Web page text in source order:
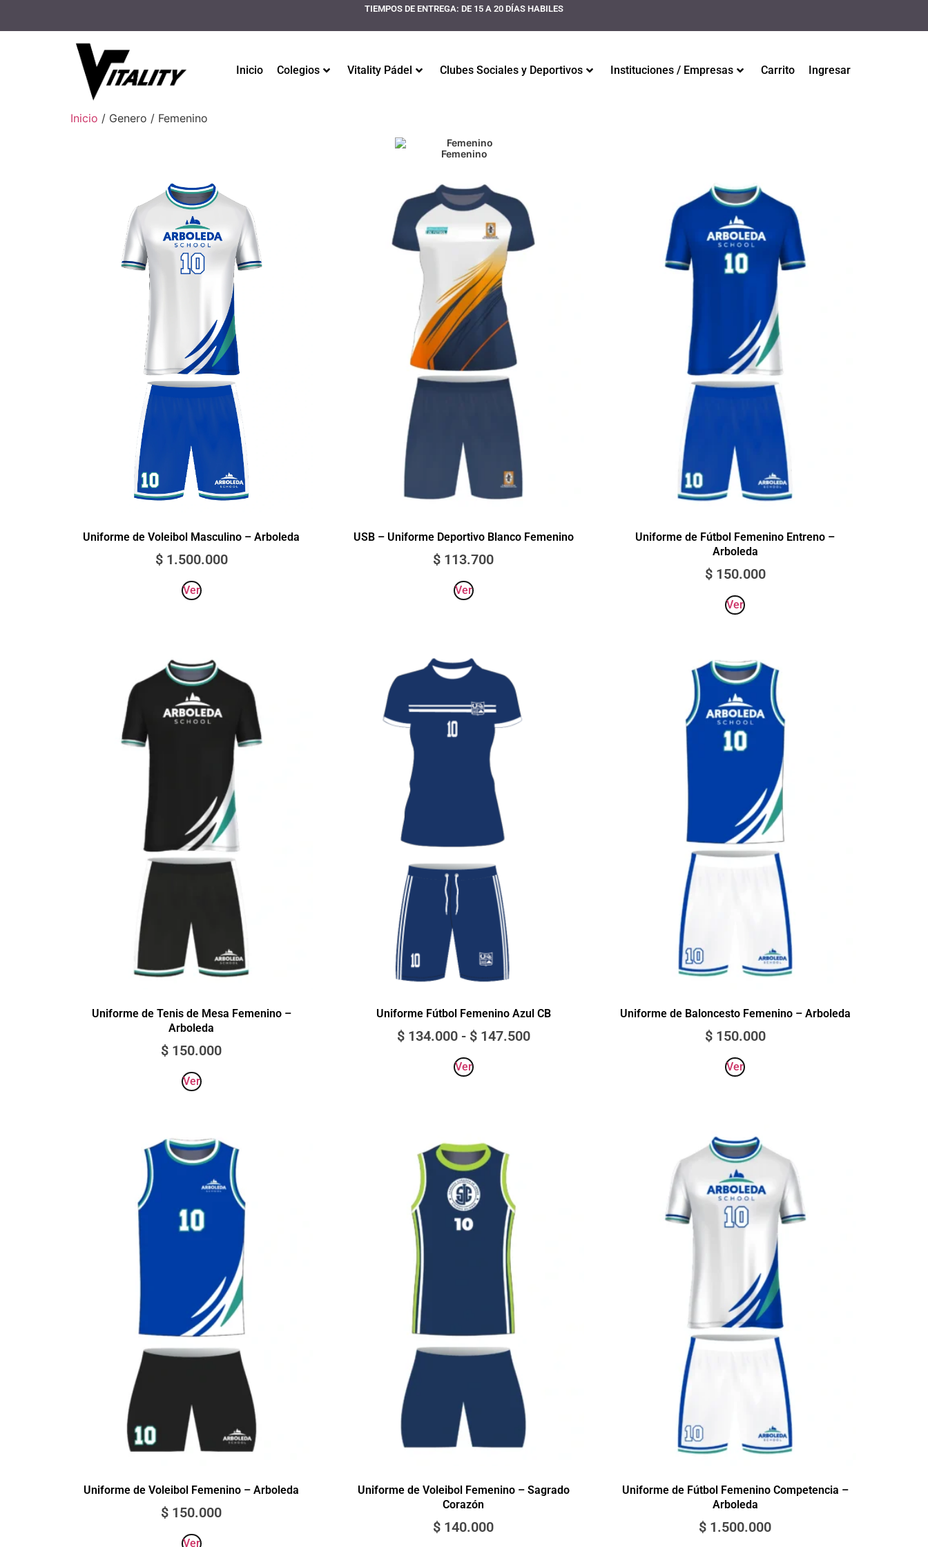
TIEMPOS DE ENTREGA: DE 15 A 20 DÍAS HABILES
Inicio Colegios Vitality Pádel Clubes Sociales y Deportivos Instituciones / Empresas Carrito Ingresar
Inicio / Genero / Femenino
Femenino
Uniforme de Voleibol Masculino – Arboleda
$1.500.000
Ver
USB – Uniforme Deportivo Blanco Femenino
$ 113.700
Ver
Uniforme de Fútbol Femenino Entreno –
Arboleda
$150.000
Ver
Uniforme de Tenis de Mesa Femenino –
Arboleda
$ 150.000
Ver
Uniforme Fútbol Femenino Azul CB
$134.000 - $147.500
Ver
Uniforme de Baloncesto Femenino – Arboleda
$150.000
Ver
Uniforme de Voleibol Femenino – Arboleda
$ 150.000
Ver
Uniforme de Voleibol Femenino – Sagrado
Corazón
$ 140.000
Uniforme de Fútbol Femenino Competencia –
Arboleda
$ 1.500.000